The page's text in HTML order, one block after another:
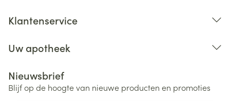
Klantenservice
Uw apotheek
Nieuwsbrief
Blijf op de hoogte van nieuwe producten en promoties